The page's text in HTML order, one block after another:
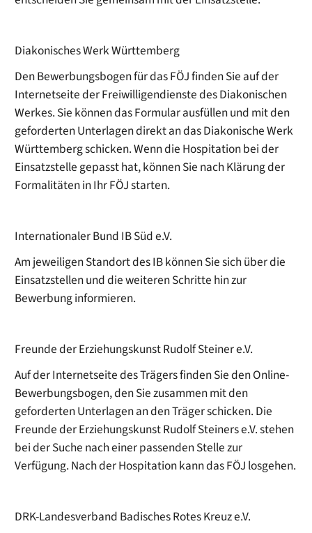
Diakonisches Werk Württemberg
Den Bewerbungsbogen für das FÖJ finden Sie auf der
Internetseite der Freiwilligendienste des Diakonischen
Werkes. Sie können das Formular ausfüllen und mit den
geforderten Unterlagen direkt an das Diakonische Werk
Württemberg schicken. Wenn die Hospitation bei der
Einsatzstelle gepasst hat, können Sie nach Klärung der
Formalitäten in Ihr FÖJ starten.
Internationaler Bund IB Süd e.V.
Am jeweiligen Standort des IB können Sie sich über die
Einsatzstellen und die weiteren Schritte hin zur
Bewerbung informieren.
Freunde der Erziehungskunst Rudolf Steiner e.V.
Auf der Internetseite des Trägers finden Sie den Online-
Bewerbungsbogen, den Sie zusammen mit den
geforderten Unterlagen an den Träger schicken. Die
Freunde der Erziehungskunst Rudolf Steiners e.V. stehen
bei der Suche nach einer passenden Stelle zur
Verfügung. Nach der Hospitation kann das FÖJ losgehen.
DRK-Landesverband Badisches Rotes Kreuz e.V.